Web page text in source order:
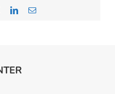
LinkedIn
Email